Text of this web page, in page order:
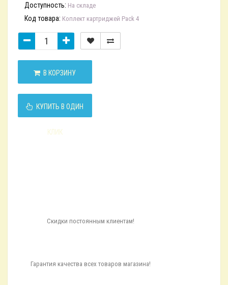
Доступность: На складе
Код товара: Коплект картриджей Pack 4
В КОРЗИНУ
КУПИТЬ В ОДИН
КЛИК
Скидки постоянным клиентам!
Гарантия качества всех товаров магазина!